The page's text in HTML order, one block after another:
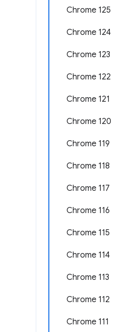
Chrome 125
Chrome 124
Chrome 123
Chrome 122
Chrome 121
Chrome 120
Chrome 119
Chrome 118
Chrome 117
Chrome 116
Chrome 115
Chrome 114
Chrome 113
Chrome 112
Chrome 111